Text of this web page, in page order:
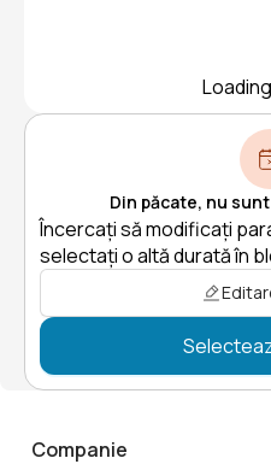
Din păcate, nu
Încercați să modificați
selectați o altă durată în
Companie